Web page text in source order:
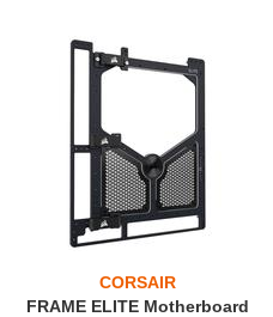
CORSAIR
FRAME ELITE Motherboard